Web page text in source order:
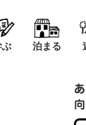
ぶ 泊まる